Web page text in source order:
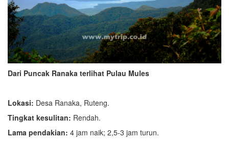
Dari Puncak Ranaka terlihat Pulau Mules
Lokasi: Desa Ranaka, Ruteng.
Tingkat kesulitan: Rendah.
Lama pendakian: 4 jam naik; 2,5-3 jam turun.